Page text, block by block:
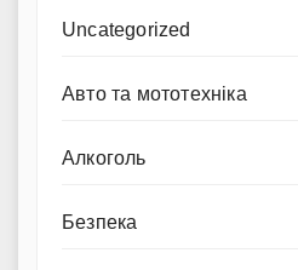
Uncategorized
Авто та мототехніка
Алкоголь
Безпека